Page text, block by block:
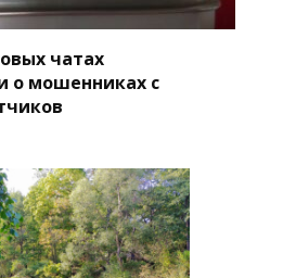
чатах
о мошенниках с